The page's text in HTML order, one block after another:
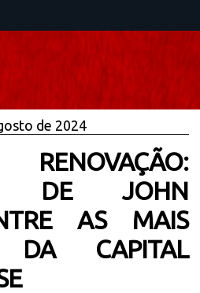
de 2024
DE JOHN
AS MAIS
DA CAPITAL